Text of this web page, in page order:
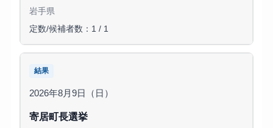
岩手県
定数/候補者数：1 / 1
結果
2026年8月9日（日）
寄居町長選挙